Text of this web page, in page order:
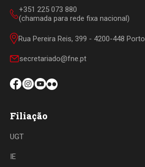
+351 225 073 880
(chamada para rede fixa nacional)
Rua Pereira Reis, 399 - 4200-448 Porto
secretariado@fne.pt
Filiação
UGT
IE